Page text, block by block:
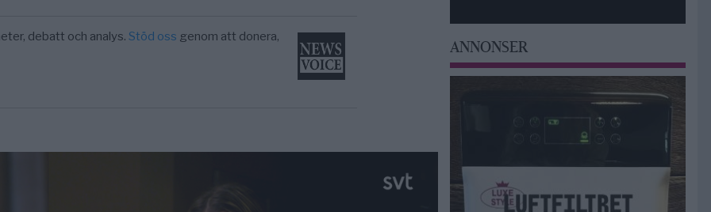
debatt och analys.Stöd oss genom att donera,
ANNONSER